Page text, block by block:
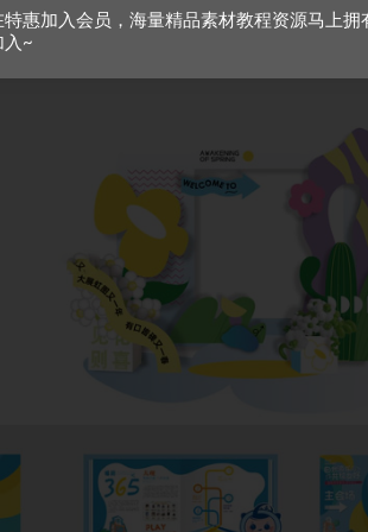
特惠加入会员，海量精品素材教程资源马上
入~